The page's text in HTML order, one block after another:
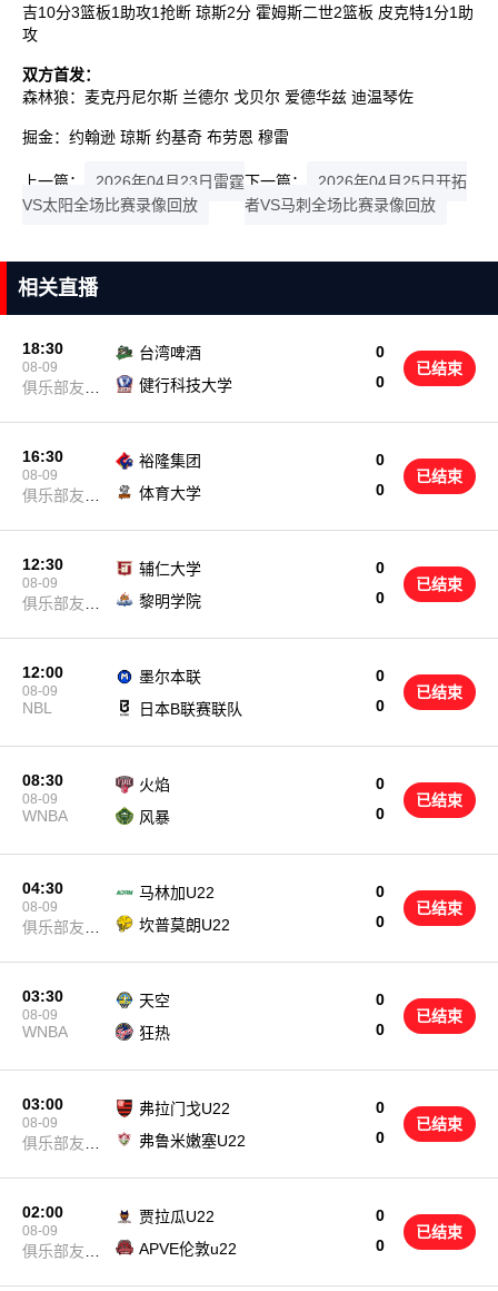
吉10分3篮板1助攻1抢断 琼斯2分 霍姆斯二世2篮板 皮克特1分1助
攻
双方首发：
森林狼：麦克丹尼尔斯 兰德尔 戈贝尔 爱德华兹 迪温琴佐
掘金：约翰逊 琼斯 约基奇 布劳恩 穆雷
上一篇：
2026年04月23日雷霆
VS太阳全场比赛录像回放
下一篇：
2026年04月25日开拓
者VS马刺全场比赛录像回放
相关直播
18:30
08-09
俱乐部友谊
台湾啤酒
0
0
健行科技大学
已结束
16:30
08-09
俱乐部友谊
裕隆集团
0
0
体育大学
已结束
12:30
08-09
俱乐部友谊
辅仁大学
0
0
黎明学院
已结束
12:00
08-09
NBL
墨尔本联
0
0
日本B联赛联队
已结束
08:30
08-09
WNBA
火焰
0
0
风暴
已结束
04:30
08-09
俱乐部友谊
马林加U22
0
0
坎普莫朗U22
已结束
03:30
08-09
WNBA
天空
0
0
狂热
已结束
03:00
08-09
俱乐部友谊
弗拉门戈U22
0
0
弗鲁米嫩塞U22
已结束
02:00
08-09
俱乐部友谊
贾拉瓜U22
0
0
APVE伦敦u22
已结束